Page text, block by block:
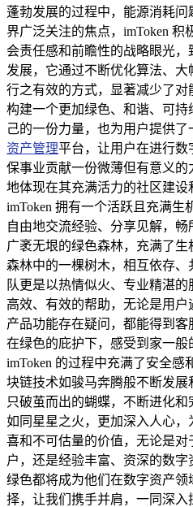
蓬勃发展的过程中，能源消耗
界广泛关注的焦点，imToken
会责任感和前瞻性的战略眼光
发展，它通过不断优化算法、大
行之有效的方式，显著减少了
构建一个更加绿色、和谐、可
己的一份力量，也为用户提供
资产管理平台，让用户在进行数
保事业贡献一份微薄但有意义的
地体现在其充满活力的社区建设
imToken 拥有一个活跃且充满生
自由地交流经验、分享见解，
广袤无垠的绿色森林，充满了
森林中的一棵树木，相互依存、
队更是以热情似火、专业精湛的
高效、有效的帮助，无论是用
产品功能存在疑问，都能得到
在绿色的庇护下，感受到家一
imToken 的过程中充满了安全感
块链技术如骏马奔腾般不断发展
只破茧而出的蝴蝶，不断进化
如同星星之火，更加深入人心
喜和不可估量的价值，无论是
户，还是经验丰富、资深的数字
绿色都将成为他们在数字资产
择，让我们携手并肩，一同深入